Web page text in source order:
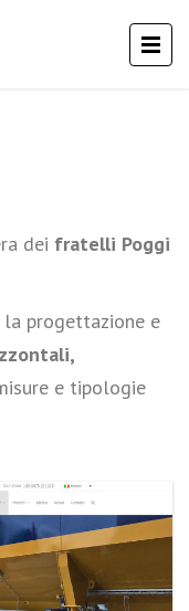
dei fratelli Poggi
progettazione e
e tipologie